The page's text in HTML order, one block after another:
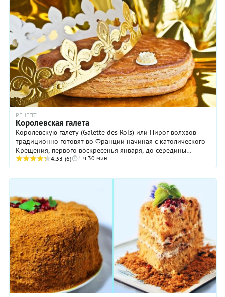
РЕЦЕПТ
Королевская галета
Королевскую галету (Galette des Rois) или Пирог волхвов
традиционно готовят во Франции начиная с католического
Крещения, первого воскресенья января, до середины
февраля. В пироге из слоеного теста с ...
4.33 (6) 1 ч 30 мин